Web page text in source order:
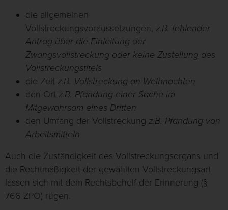
die allgemeinen
Vollstreckungsvoraussetzungen, z.B. fehlender
Antrag über die Einleitung der
Zwangsvollstreckung oder keine Zustellung des
Vollstreckungstitels
die Zeit z.B. Vollstreckung an Weihnachten
den Ort z.B. Pfändung einer Sache im
Mitgewahrsam eines Dritten
den Umfang der Vollstreckung z.B. Pfändung von
Arbeitsmitteln
Auch die Zuständigkeit des Vollstreckungsorgans und
die Rechtmäßigkeit der gewählten Vollstreckungsart
lassen sich mit dem Rechtsbehelf der Erinnerung (§
766 ZPO) rügen.